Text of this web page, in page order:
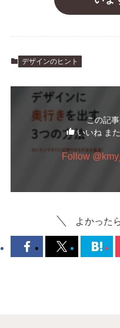
デザインのヒント
この記
いいね ま
Follow
よかった